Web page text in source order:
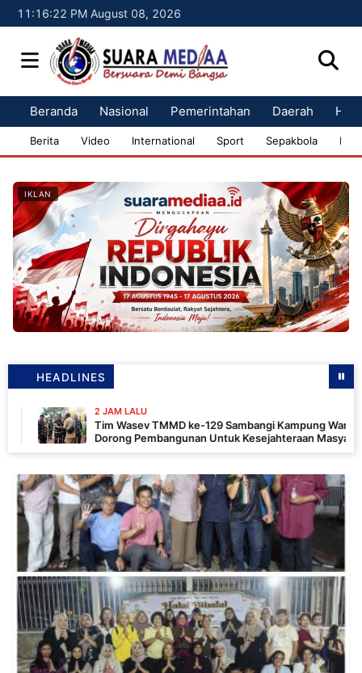
11:16:23 PM August 08, 2026
Beranda Nasional Pemerintahan Daerah
Berita Video International Sport Sepakbola
IKLAN
HEADLINES
2 JAM LALU
Tim Wasev TMMD ke-129 Sambangi Kampung Wanam,
Dorong Pembangunan Untuk Kesejahteraan Masyarakat